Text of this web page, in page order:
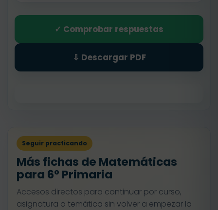
✓ Comprobar respuestas
⇩ Descargar PDF
Seguir practicando
Más fichas de Matemáticas
para 6º Primaria
Accesos directos para continuar por curso,
asignatura o temática sin volver a empezar la